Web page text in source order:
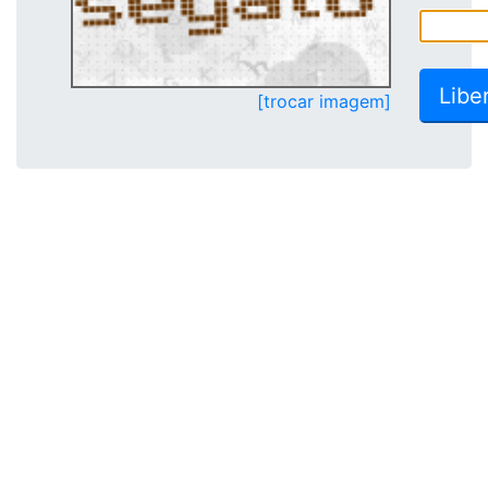
[trocar imagem]